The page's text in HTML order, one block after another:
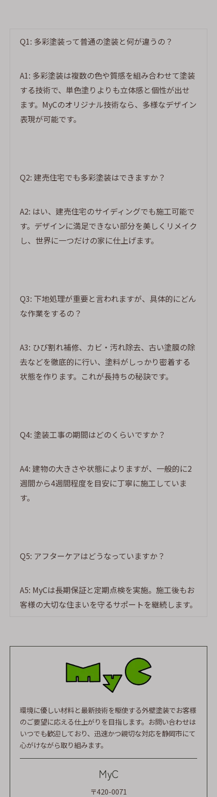
Q1: 多彩塗装って普通の塗装と何が違うの？
A1: 多彩塗装は複数の色や質感を組み合わせて塗装
する技術で、単色塗りよりも立体感と個性が出せ
ます。MyCのオリジナル技術なら、多様なデザイン
表現が可能です。
Q2: 建売住宅でも多彩塗装はできますか？
A2: はい、建売住宅のサイディングでも施工可能で
す。デザインに満足できない部分を美しくリメイク
し、世界に一つだけの家に仕上げます。
Q3: 下地処理が重要と言われますが、具体的にどん
な作業をするの？
A3: ひび割れ補修、カビ・汚れ除去、古い塗膜の除
去などを徹底的に行い、塗料がしっかり密着する
状態を作ります。これが長持ちの秘訣です。
Q4: 塗装工事の期間はどのくらいですか？
A4: 建物の大きさや状態によりますが、一般的に2
週間から4週間程度を目安に丁寧に施工していま
す。
Q5: アフターケアはどうなっていますか？
A5: MyCは長期保証と定期点検を実施。施工後もお
客様の大切な住まいを守るサポートを継続します。
環境に優しい材料と最新技術を駆使する外壁塗装でお客様
のご要望に応える仕上がりを目指します。お問い合わせは
いつでも歓迎しており、迅速かつ親切な対応を静岡市にて
心がけながら取り組みます。
MyC
〒420-0071